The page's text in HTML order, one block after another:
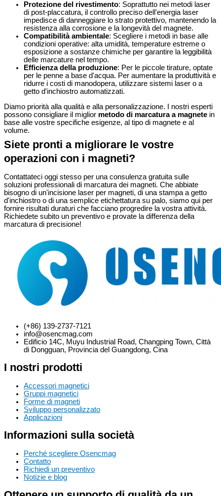
Protezione del rivestimento: Soprattutto nei metodi laser
di post-placcatura, il controllo preciso dell'energia laser
impedisce di danneggiare lo strato protettivo, mantenendo la
resistenza alla corrosione e la longevità del magnete.
Compatibilità ambientale: Scegliere i metodi in base alle
condizioni operative: alta umidità, temperature estreme o
esposizione a sostanze chimiche per garantire la leggibilità
delle marcature nel tempo.
Efficienza della produzione: Per le piccole tirature, optate
per le penne a base d'acqua. Per aumentare la produttività e
ridurre i costi di manodopera, utilizzare sistemi laser o a
getto d'inchiostro automatizzati.
Diamo priorità alla qualità e alla personalizzazione. I nostri esperti
possono consigliare il miglior metodo di marcatura a magnete in
base alle vostre specifiche esigenze, al tipo di magnete e al
volume.
Siete pronti a migliorare le vostre
operazioni con i magneti?
Contattateci oggi stesso per una consulenza gratuita sulle
soluzioni professionali di marcatura dei magneti. Che abbiate
bisogno di un'incisione laser per magneti, di una stampa a getto
d'inchiostro o di una semplice etichettatura su palo, siamo qui per
fornire risultati duraturi che facciano progredire la vostra attività.
Richiedete subito un preventivo e provate la differenza della
marcatura di precisione!
(+86) 139-2737-7121
info@osencmag.com
Edificio 14C, Muyu Industrial Road, Changping Town, Città
di Dongguan, Provincia del Guangdong, Cina
I nostri prodotti
Accessori magnetici
Gruppi magnetici
Forme di magneti
Sviluppo personalizzato
Applicazioni
Informazioni sulla società
Perché scegliere Osencmag
Contatto
Richiedi un preventivo
Notizie e blog